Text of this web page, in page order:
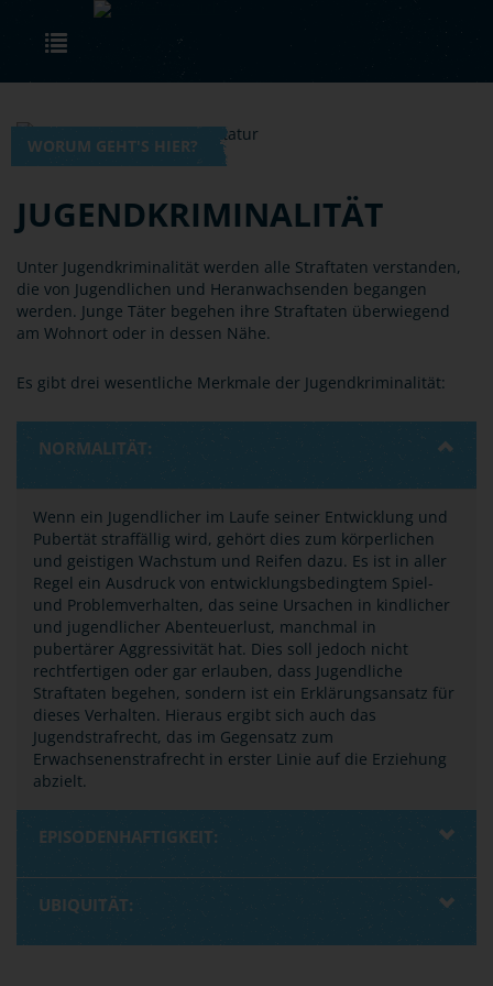
Skip to main content
WORUM GEHT'S HIER?
JUGENDKRIMINALITÄT
Unter Jugendkriminalität werden alle Straftaten verstanden,
die von Jugendlichen und Heranwachsenden begangen
werden. Junge Täter begehen ihre Straftaten überwiegend
am Wohnort oder in dessen Nähe.
Es gibt drei wesentliche Merkmale der Jugendkriminalität:
NORMALITÄT:
Wenn ein Jugendlicher im Laufe seiner Entwicklung und
Pubertät straffällig wird, gehört dies zum körperlichen
und geistigen Wachstum und Reifen dazu. Es ist in aller
Regel ein Ausdruck von entwicklungsbedingtem Spiel-
und Problemverhalten, das seine Ursachen in kindlicher
und jugendlicher Abenteuerlust, manchmal in
pubertärer Aggressivität hat. Dies soll jedoch nicht
rechtfertigen oder gar erlauben, dass Jugendliche
Straftaten begehen, sondern ist ein Erklärungsansatz für
dieses Verhalten. Hieraus ergibt sich auch das
Jugendstrafrecht, das im Gegensatz zum
Erwachsenenstrafrecht in erster Linie auf die Erziehung
abzielt.
EPISODENHAFTIGKEIT:
UBIQUITÄT: